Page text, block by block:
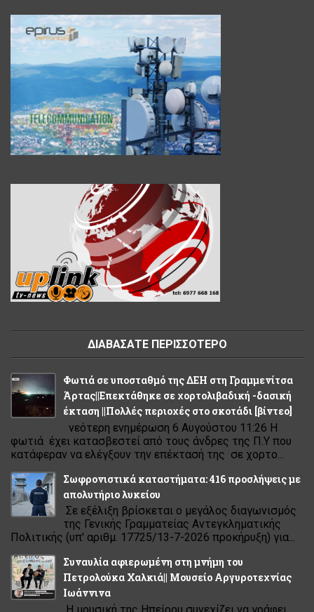
ΔΙΑΒΑΣΑΤΕ ΠΕΡΙΣΣΟΤΕΡΟ
Φωτιά σε υποσταθμό της ΔΕΗ στη Γραμμενίτσα
Άρτας||Επεκτάθηκε σε χορτολιβαδική -δασική
έκταση ||Πολλές περιοχές στο σκοτάδι [βίντεο]
νεότερη ενημέρωση 6 Αυγούστου 11:26 Η
φωτιά έχει κατασβεστεί από τους άνδρες της Π.Υ που
κατάφεραν να ελέγξουν την επέκτασή της σε χορτο...
Σωφρονιστικά καταστήματα: 416 προσλήψεις με
απολυτήριο λυκείου
Σε εξέλιξη βρίσκεται ο μεγάλος διαγωνισμός
της Γενικής Γραμματείας Αντεγκληματικής
Πολιτικής (υπ' αριθμ. 17725/13-7-2026 προκήρυξη) για...
Συναυλία αφιερωμένη στη μνήμη του
Πετρολούκα Χαλκιά|| Μουσείο Αργυροτεχνίας
Ιωάννινα